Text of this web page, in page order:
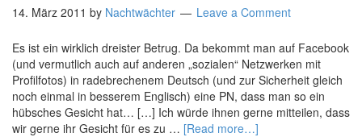
14. März 2011 by Nachtwächter Leave a Comment
Es ist ein wirklich dreister Betrug. Da bekommt man auf Facebook
(und vermutlich auch auf anderen „sozialen“ Netzwerken mit
Profilfotos) in radebrechenem Deutsch (und zur Sicherheit gleich
noch einmal in besserem Englisch) eine PN, dass man so ein
hübsches Gesicht hat… […] Ich würde ihnen gerne mitteilen, dass
wir gerne ihr Gesicht für es zu … [Read more…]